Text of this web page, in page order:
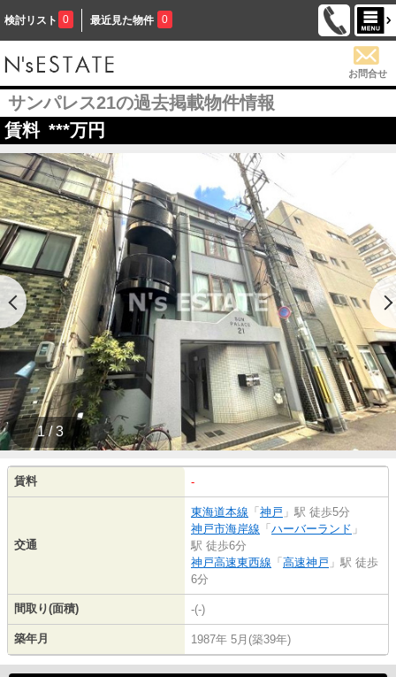
検討リスト 0 最近見た物件 0
お問合せ
サンパレス21の過去掲載物件情報
賃料 ***万円
1 / 3
賃料 -
交通
東海道本線 「 神戸 」駅 徒歩5分
神戸市海岸線 「 ハーバーランド 」
駅 徒歩6分
神戸高速東西線 「 高速神戸 」駅 徒歩
6分
間取り(面積) -(-)
築年月 1987年 5月(築39年)